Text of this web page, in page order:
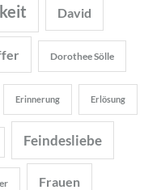
David
Dorothee Sölle
Erinnerung Erlösung
Feindesliebe
Frauen